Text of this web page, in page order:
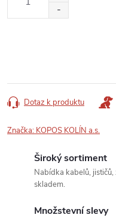
Dotaz k produktu
Značka: KOPOS KOLÍN a.s.
Široký sortiment
Nabídka kabelů,
skladem.
Množstevní slevy